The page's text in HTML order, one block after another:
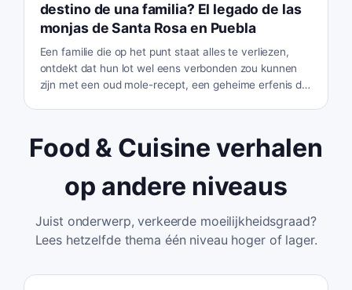
destino de una familia? El legado de las
monjas de Santa Rosa en Puebla
Een familie die op het punt staat alles te verliezen,
ontdekt dat hun lot wel eens verbonden zou kunnen
zijn met een oud mole-recept, een geheime erfenis die
Food & Cuisine verhalen
op andere niveaus
Juist onderwerp, verkeerde moeilijkheidsgraad?
Lees hetzelfde thema één niveau hoger of lager.